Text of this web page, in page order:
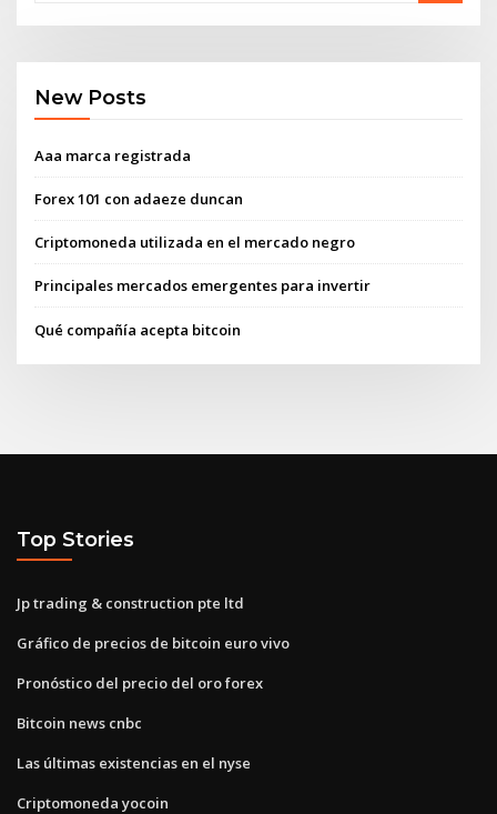
New Posts
Aaa marca registrada
Forex 101 con adaeze duncan
Criptomoneda utilizada en el mercado negro
Principales mercados emergentes para invertir
Qué compañía acepta bitcoin
Top Stories
Jp trading & construction pte ltd
Gráfico de precios de bitcoin euro vivo
Pronóstico del precio del oro forex
Bitcoin news cnbc
Las últimas existencias en el nyse
Criptomoneda yocoin